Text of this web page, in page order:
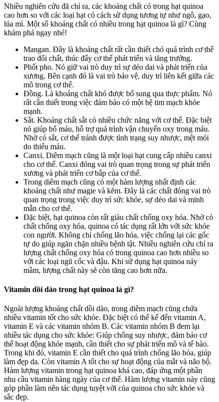
Nhiều nghiên cứu đã chỉ ra, các khoáng chất có trong hạt quinoa
cao hơn so với các loại hạt có cách sử dụng tương tự như ngô, gạo,
lúa mì. Một số khoáng chất có nhiều trong hạt quinoa là gì? Cùng
khám phá ngay nhé!
Mangan. Đây là khoáng chất rất cần thiết chó quá trình cơ thể
trao đổi chất, thúc đẩy cơ thể phát triển và tăng trưởng.
Phốt pho. Nó giữ vai trò duy trì sự dẻo dai và phát triển của
xương. Bên cạnh đó là vai trò bảo vệ, duy trì liên kết giữa các
mô trong cơ thể.
Đồng. Là khoáng chất khó được bổ sung qua thực phẩm. Nó
rất cần thiết trong việc đảm bảo có một hệ tim mạch khỏe
mạnh.
Sắt. Khoáng chất sắt có nhiều chức năng với cơ thể. Đặc biệt
nó giúp bổ máu, hỗ trợ quá trình vận chuyển oxy trong máu.
Nhờ có sắt, cơ thể tránh được tình trạng suy nhược, mệt mỏi
do thiếu máu.
Canxi. Diêm mạch cũng là một loại hạt cung cấp nhiều canxi
cho cơ thể. Canxi đóng vai trò quan trọng trong sự phát triển
xương và phát triển cơ bắp của cơ thể.
Trong diêm mạch cũng có một hàm lượng nhất định các
khoáng chất như magie và kẽm. Đây là các chất đóng vai trò
quan trọng trong việc duy trì sức khỏe, sự dẻo dai và minh
mẫn cho cơ thể.
Đặc biệt, hạt quinoa còn rất giàu chất chống oxy hóa. Nhờ có
chất chống oxy hóa, quinoa có tác dụng rất lớn với sức khỏe
con người. Không chỉ chống lão hóa, việc chống lại các gốc
tự do giúp ngăn chặn nhiều bệnh tật. Nhiều nghiên cứu chỉ ra
lượng chất chống oxy hóa có trong quinoa cao hơn nhiều so
với các loại ngũ cốc và đậu. Khi sử dụng hạt quinoa nảy
mầm, lượng chất này sẽ còn tăng cao hơn nữa.
Vitamin dồi dào trong hạt quinoa là gì?
Ngoài lượng khoáng chất dồi dào, trong diêm mạch cũng chứa
nhiều vitamin tốt cho sức khỏe. Đặc biệt có thể kể đến vitamin A,
vitamin E và các vitamin nhóm B. Các vitamin nhóm B đem lại
nhiều tác dụng cho sức khỏe: Giúp chống suy nhược, đảm bảo cơ
thể hoạt động khỏe mạnh, cần thiết cho sự phát triển mô và tế bào.
Trong khi đó, vitamin E cần thiết cho quá trình chống lão hóa, giúp
làm đẹp da. Còn vitamin A tốt cho sự hoạt động của mắt và não bộ.
Hàm lượng vitamin trong hạt quinoa khá cao, đáp ứng một phần
nhu cầu vitamin hàng ngày của cơ thể. Hàm lượng vitamin này cũng
góp phần làm nên tác dụng tuyệt vời của quinoa cho sức khỏe và
sắc đẹp.